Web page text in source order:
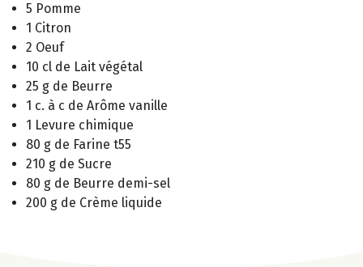
5 Pomme
1 Citron
2 Oeuf
10 cl de Lait végétal
25 g de Beurre
1 c. à c de Arôme vanille
1 Levure chimique
80 g de Farine t55
210 g de Sucre
80 g de Beurre demi-sel
200 g de Crème liquide